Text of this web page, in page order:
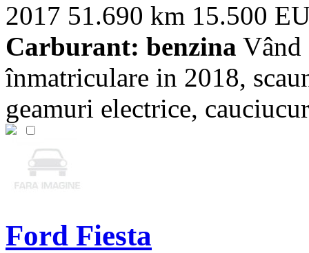
2017 51.690 km 15.500
Carburant: benzina Vând
înmatriculare in 2018,
geamuri electrice,
Ford Fiesta